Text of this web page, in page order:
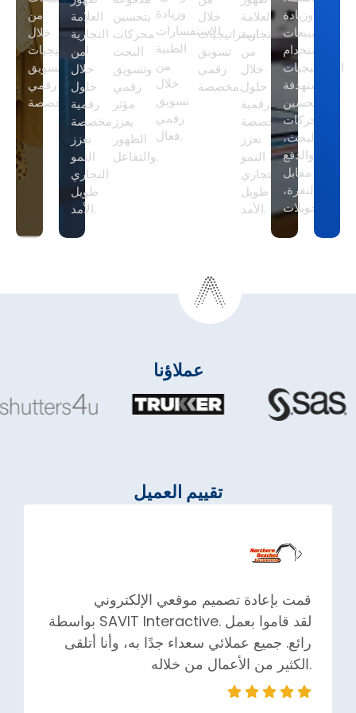
من
خلال
استراتيجيات
تسويق
رقمي
العلامة
التجارية
من
خلال
حلول
رقمية
مخصصة
تعزز
النمو
التجاري
طويل
الأمد.
بتحسين
محركات
البحث
وتسويق
رقمي
مؤثر
يعزز
الظهور
والتفاعل.
وزيادة
الاستفسارات
الطبية
من
خلال
تسويق
رقمي
فعال.
خلال
استراتيجيات
تسويق
رقمي
مخصصة.
العلامة
التجارية
من
خلال
حلول
رقمية
مخصصة
تعزز
النمو
التجاري
طويل
الأمد.
وزيادة
المبيعات
باستخدام
استراتيجيات
مستهدفة
لتحسين
محركات
البحث،
والدفع
مقابل
النقرة،
عملاؤنا
تقييم العميل
قمت بإعادة تصميم موقعي الإلكتروني
بواسطة SAVIT Interactive. لقد قاموا بعمل
رائع. جميع عملائي سعداء جدًا به، وأنا أتلقى
الكثير من الأعمال من خلاله.